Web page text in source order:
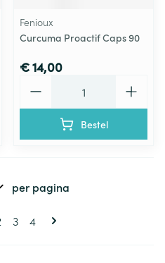
Fenioux
Curcuma Proactif Caps 90
€ 14,00
Bestel
Pagina's
momenteel pagina
Pagina
3 Pagina
4
per pagina